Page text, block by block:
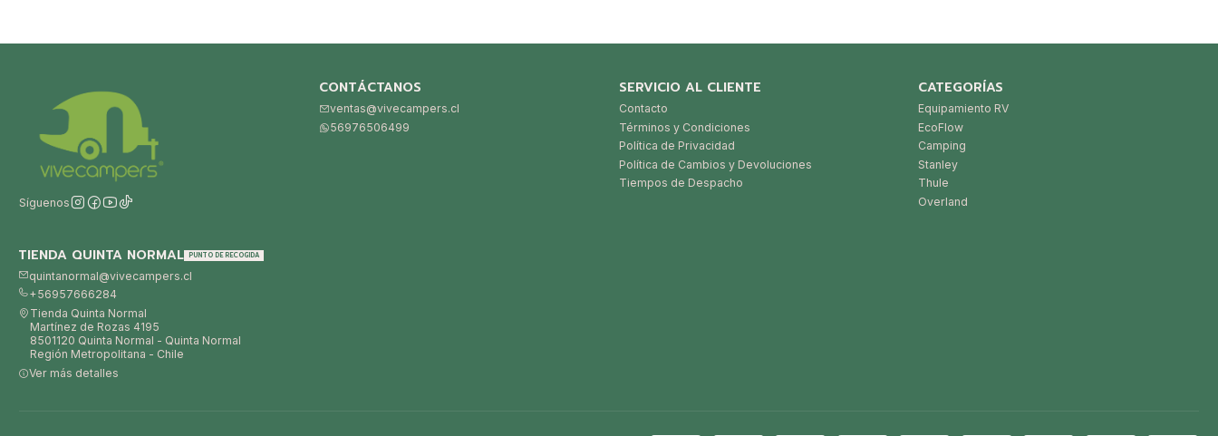
Síguenos
CONTÁCTANOS
ventas@vivecampers.cl
56976506499
SERVICIO AL CLIENTE
Contacto
Términos y Condiciones
Política de Privacidad
Política de Cambios y Devoluciones
Tiempos de Despacho
CATEGORÍAS
Equipamiento RV
EcoFlow
Camping
Stanley
Thule
Overland
TIENDA QUINTA NORMAL PUNTO DE RECOGIDA
quintanormal@vivecampers.cl
+56957666284
Tienda Quinta Normal
Martínez de Rozas 4195
8501120 Quinta Normal - Quinta Normal
Región Metropolitana - Chile
Ver más detalles